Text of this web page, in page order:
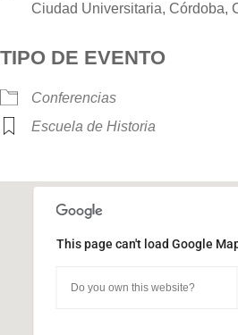
Ciudad Universitaria, Córdoba,
TIPO DE EVENTO
Conferencias
Escuela de Historia
This page can't load Google
Do you own this website?